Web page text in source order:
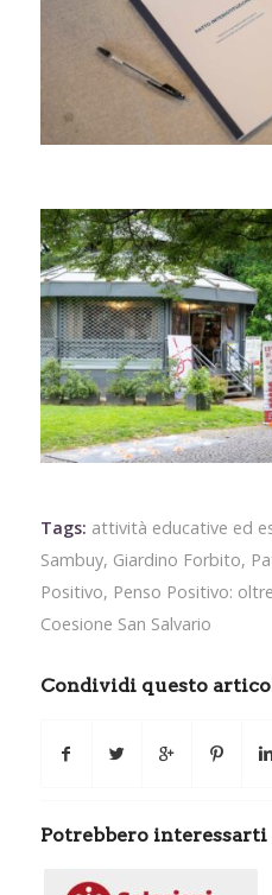
Tags: attività educative ed
Sambuy, Giardino Forbito,
Positivo, Penso Positivo:
Coesione San Salvario
Condividi questo
Potrebbero interessarti